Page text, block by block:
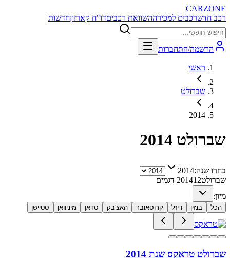
CARZONE
רכב חדשרכבים למכירההשוואת רכביםדו"ח קארזוןחדשות
הרשמה/התחברות
ראשי
שברולט
2014
שברולט 2014
בחרו שנה:2014
שברולט
201412
דגמים
מיון:
הכל בנזין דיזל קרוסאובר האצ'בק סדאן מיניוואן סטיישן
שברולט טראקס שנת 2014